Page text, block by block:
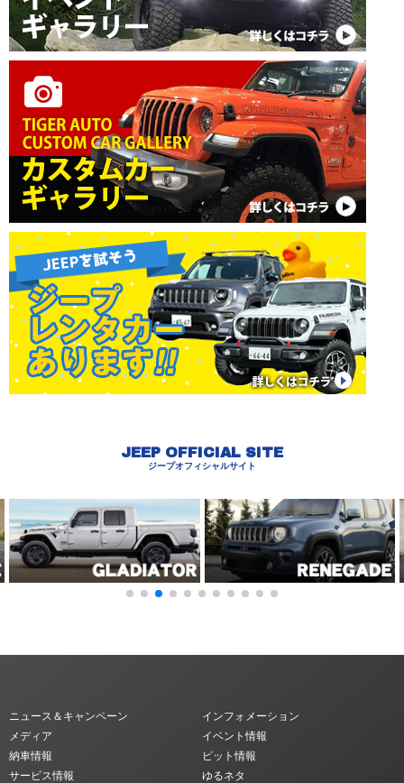
JEEP OFFICIAL SITE
ジープオフィシャルサイト
ニュース＆キャンペーン
インフォメーション
メディア
イベント情報
納車情報
ピット情報
サービス情報
ゆるネタ